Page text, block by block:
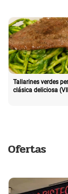
Tallarines verdes
clásica deliciosa
Ofertas